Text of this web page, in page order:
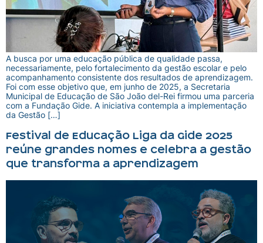
A busca por uma educação pública de qualidade passa,
necessariamente, pelo fortalecimento da gestão escolar e pelo
acompanhamento consistente dos resultados de aprendizagem.
Foi com esse objetivo que, em junho de 2025, a Secretaria
Municipal de Educação de São João del-Rei firmou uma parceria
com a Fundação Gide. A iniciativa contempla a implementação
da Gestão […]
Festival de Educação Liga da Gide 2025
reúne grandes nomes e celebra a gestão
que transforma a aprendizagem